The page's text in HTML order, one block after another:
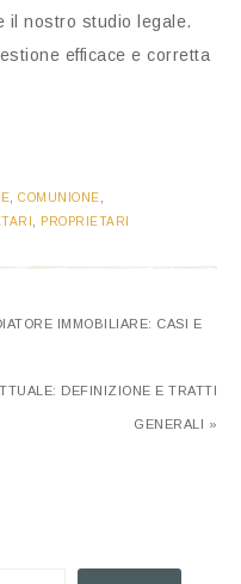
il nostro studio legale.
efficace e corretta
COMUNIONE
PROPRIETARI
IMMOBILIARE: CASI E
DEFINIZIONE E TRATTI
GENERALI »